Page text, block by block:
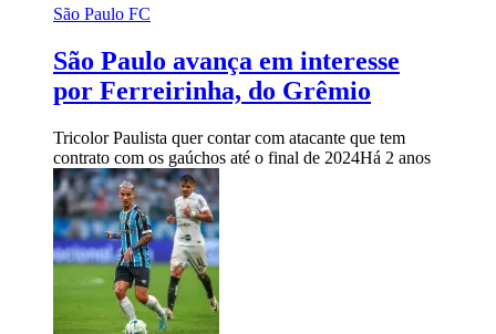
São Paulo FC
São Paulo avança em interesse
por Ferreirinha, do Grêmio
Tricolor Paulista quer contar com atacante que tem
contrato com os gaúchos até o final de 2024Há 2 anos